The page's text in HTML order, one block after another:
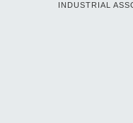
INDUSTRIAL